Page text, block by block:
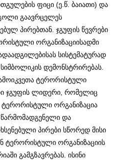
ფიცი (ე.წ. ბაიათი) და
გაავრცელეს
პირებთან. ჯგუფის წევრები
ორგანიზაციისადმი
სისტემატურად
დემონსტრირებას.
ტერორისტული
ჯგუფის ლიდერი, რომელიც
ორგანიზაცია
წარმომადგენელი და
პირები სწორედ მისი
ტერორისტული ორგანიზაციის
გამგზავრებას. ისინი